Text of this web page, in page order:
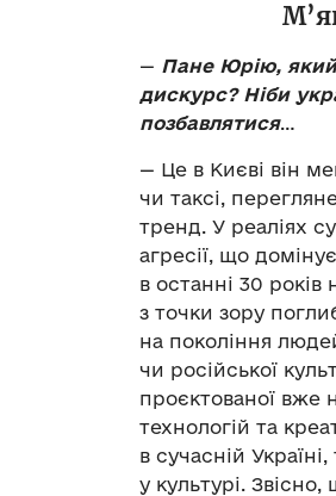
— Пане Юрію,
дискурс? Ніби
позбавлятися…
— Це в Києві він
чи таксі,
тренд. У реаліях
агресії, що
в останні 30 років
з точки зору
на покоління
чи російської
проєктованої вже
технологій та
в сучасній
у культурі.